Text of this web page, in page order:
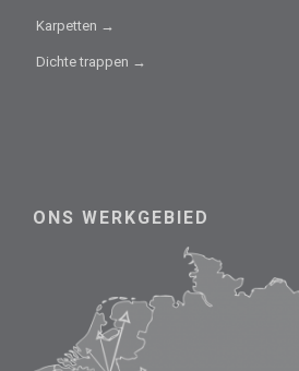
Karpetten →
Dichte trappen →
ONS WERKGEBIED